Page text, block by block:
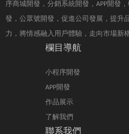
序商城開發，分銷系統開發，APP開發
發，公眾號開發，促進公司發展，提升
力，將情感融入用戶體驗，走向市場新
欄目導航
小程序開發
APP開發
作品展示
了解我們
聯系我們